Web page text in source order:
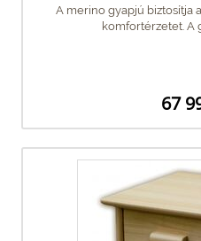
A merino gyapjú biztosítja
komfortérzetet. A
67